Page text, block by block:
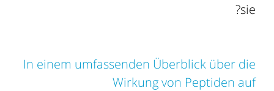
sie?
In einem umfassenden Überblick über die
Wirkung von Peptiden auf